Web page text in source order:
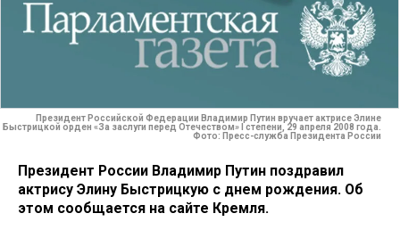
Президент Российской Федерации Владимир Путин вручает актрисе Элине
Быстрицкой орден «За заслуги перед Отечеством» I степени, 29 апреля 2008 года.
Фото: Пресс-служба Президента России
Президент России Владимир Путин поздравил
актрису Элину Быстрицкую с днем рождения. Об
этом сообщается на сайте Кремля.